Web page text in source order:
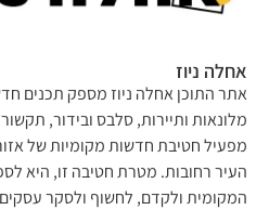
ניוז
התוכן אחלה ניוז מספק תכנים
ותיירות, סלבס ובידור, תקשורת
חטיבת חדשות מקומיות של אזור
רחובות. מטרת חטיבה זו, היא לספק
ולקדם, לחשוף ולסקר עסקים